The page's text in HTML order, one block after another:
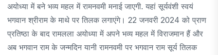
अयोध्या में बने भव्य महल में रामनवमी मनाई जाएगी. यहां सूर्यवंशी स्वयं
भगवान श्रीराम के माथे पर तिलक लगाएंगे। 22 जनवरी 2024 को प्राण
प्रतिष्ठा के बाद रामलला अयोध्या में अपने भव्य महल में विराजमान हैं और
अब भगवान राम के जन्मदिन यानी रामनवमी पर भगवान राम सूर्य तिलक